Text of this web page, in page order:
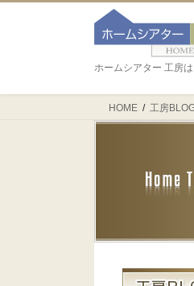
ホームシアター 工房
HOME 工房